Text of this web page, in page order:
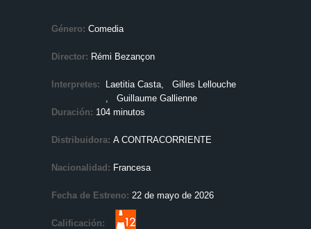
Género: Comedia
Director: Rémi Bezançon
Interpretes: Laetitia Casta , Gilles Lellouche
, Guillaume Gallienne
Duración: 104 minutos
Distribuidora: A CONTRACORRIENTE
Nacionalidad: Francesa
Fecha de Estreno: 22 de mayo de 2026
Calificación: